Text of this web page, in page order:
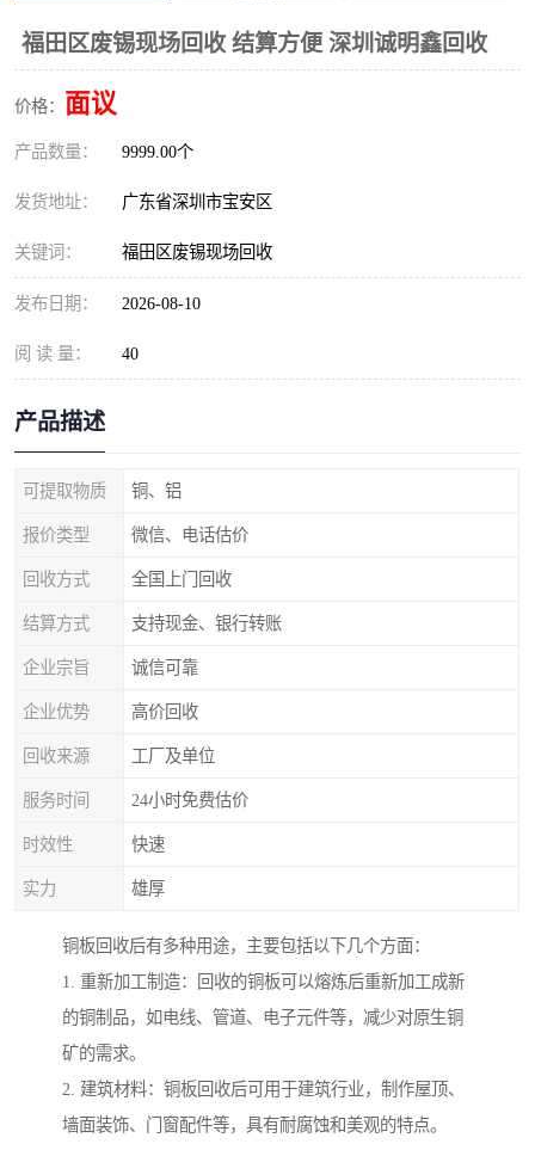
福田区废锡现场回收 结算方便 深圳诚明鑫回收
价格： 面议
产品数量： 9999.00个
发货地址： 广东省深圳市宝安区
关键词： 福田区废锡现场回收
发布日期： 2026-08-10
阅 读 量： 40
产品描述
可提取物质 铜、铝
报价类型 微信、电话估价
回收方式 全国上门回收
结算方式 支持现金、银行转账
企业宗旨 诚信可靠
企业优势 高价回收
回收来源 工厂及单位
服务时间 24小时免费估价
时效性 快速
实力 雄厚
铜板回收后有多种用途，主要包括以下几个方面：
1. 重新加工制造：回收的铜板可以熔炼后重新加工成新
的铜制品，如电线、管道、电子元件等，减少对原生铜
矿的需求。
2. 建筑材料：铜板回收后可用于建筑行业，制作屋顶、
墙面装饰、门窗配件等，具有耐腐蚀和美观的特点。